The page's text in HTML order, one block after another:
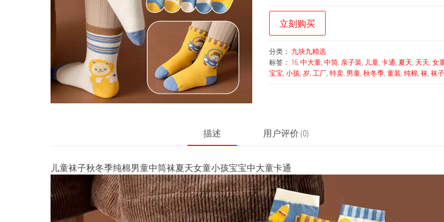
立刻购买
分类： 九块九精选
标签： 16, 中大童, 中筒, 亲子装, 儿童, 卡通, 夏天, 天天, 女
宝宝, 小孩, 岁, 工厂, 特卖, 男童, 秋冬季, 童装, 纯棉, 袜, 袜子
描述 用户评价 (0)
儿童袜子秋冬季纯棉男童中筒袜夏天女童小孩宝宝中大童卡通